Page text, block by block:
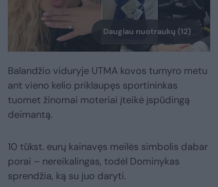
Daugiau nuotraukų (12)
Balandžio viduryje UTMA kovos turnyro metu
ant vieno kelio priklaupęs sportininkas
tuomet žinomai moteriai įteikė įspūdingą
deimantą.
10 tūkst. eurų kainavęs meilės simbolis dabar
porai – nereikalingas, todėl Dominykas
sprendžia, ką su juo daryti.